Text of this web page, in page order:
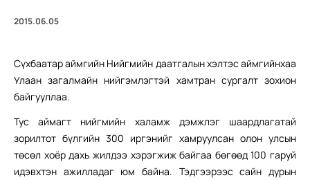
2015.06.05
Сүхбаатар аймгийн Нийгмийн даатгалын хэлтэс аймгийнхаа
Улаан загалмайн нийгэмлэгтэй хамтран сургалт зохион
байгууллаа.
Тус аймагт нийгмийн халамж дэмжлэг шаардлагатай
зорилтот бүлгийн 300 иргэнийг хамруулсан олон улсын
төсөл хоёр дахь жилдээ хэрэгжиж байгаа бөгөөд 100 гаруй
идэвхтэн ажилладаг юм байна. Тэдгээрээс сайн дурын